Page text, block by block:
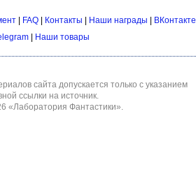
| FAQ| Контакты Наши награды
ВКонтакте
Наши товары
сайта допускается только с указанием
ссылки на источник.
«Лаборатория Фантастики».